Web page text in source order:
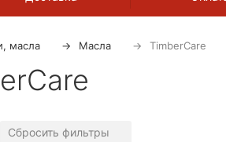
масла Масла TimberCare
Сбросить фильтры